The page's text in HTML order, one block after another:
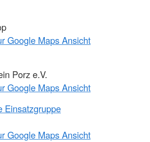
Google Maps Ansicht
Porz e.V.
Google Maps Ansicht
Einsatzgruppe
Google Maps Ansicht